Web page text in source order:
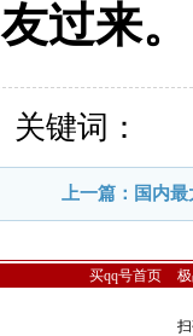
友过来。
关键词：
上一篇：国内
买qq号首页